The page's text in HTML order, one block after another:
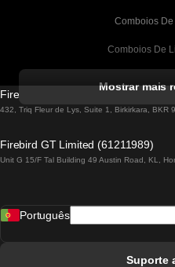
Comboios De
Comboios De
Comboios De
Comboios De
Mostrar mais
Firebird GT Limited (OC 1451)
432, Triq Fleur de Lys, Suite 1, Birkirkara, BKR
Firebird GT Limited (61211989)
Unit G 15/F Tal Building 49 Austin Road, KL,
Português
Suporte